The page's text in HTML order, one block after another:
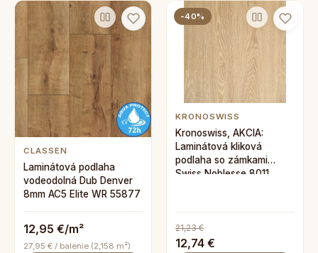
CLASSEN
Laminátová podlaha
vodeodolná Dub Denver
8mm AC5 Elite WR 55877
12,95 €/m²
27,95 € / balenie (2,158 m²)
-40%
KRONOSWISS
Kronoswiss, AKCIA:
Laminátová kliková
podlaha so zámkami
Swiss Noblesse 8011
21,23 €
12,74 €